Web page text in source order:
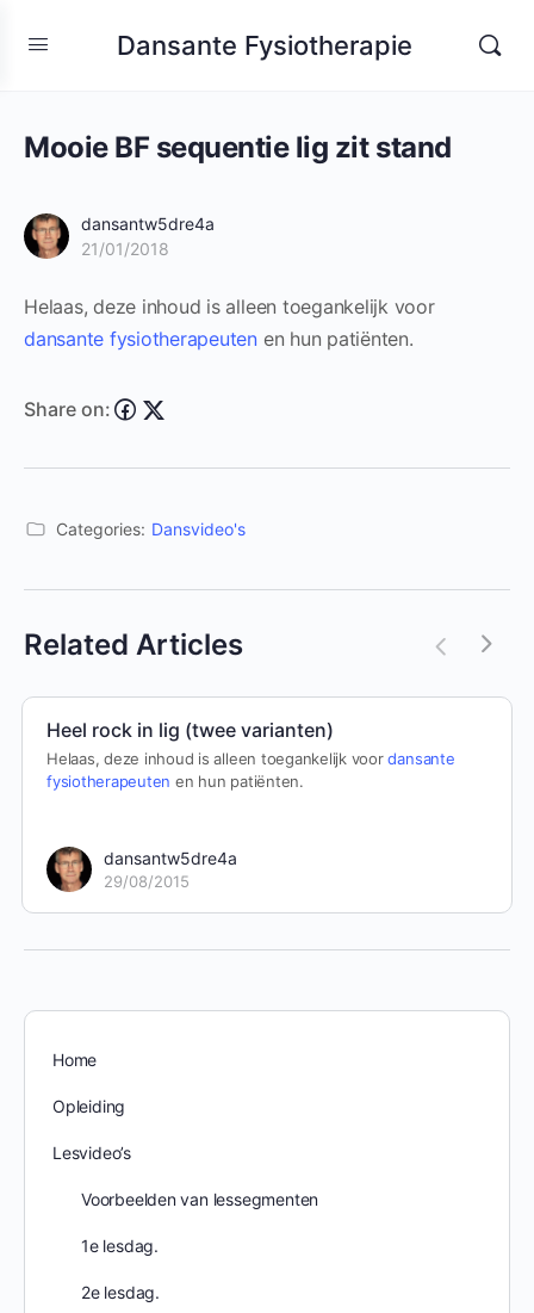
Dansante Fysiotherapie
Mooie BF sequentie lig zit stand
dansantw5dre4a
21/01/2018
Helaas, deze inhoud is alleen toegankelijk voor
dansante fysiotherapeuten en hun patiënten.
Share on:
Categories: Dansvideo's
Related Articles
Heel rock in lig (twee varianten)
Helaas, deze inhoud is alleen toegankelijk voordansante
fysiotherapeuten en hun patiënten.
dansantw5dre4a
29/08/2015
Home
Opleiding
Lesvideo’s
Voorbeelden van lessegmenten
1e lesdag.
2e lesdag.